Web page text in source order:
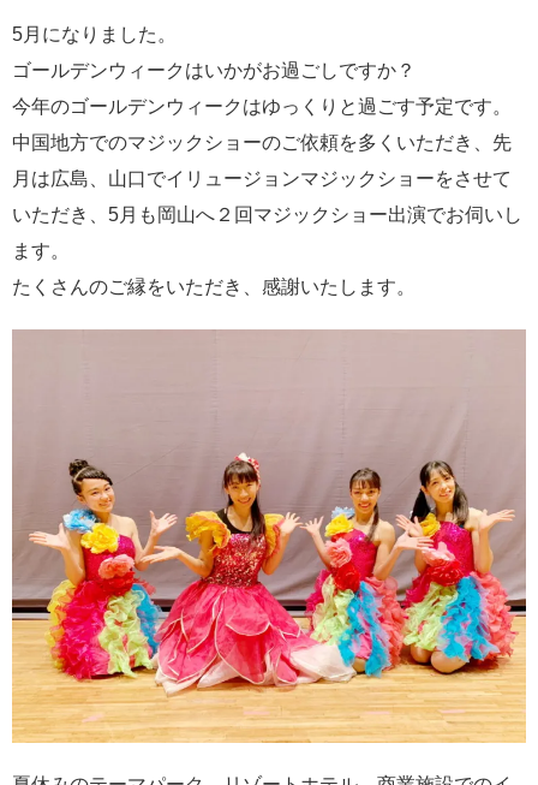
5月になりました。
ゴールデンウィークはいかがお過ごしですか？
今年のゴールデンウィークはゆっくりと過ごす予定です。
中国地方でのマジックショーのご依頼を多くいただき、先
月は広島、山口でイリュージョンマジックショーをさせて
いただき、5月も岡山へ２回マジックショー出演でお伺いし
ます。
たくさんのご縁をいただき、感謝いたします。